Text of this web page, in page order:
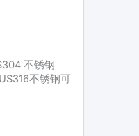
不锈钢
不锈钢可